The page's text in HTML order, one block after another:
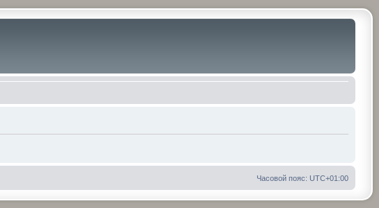
Часовой пояс: UTC+01:00